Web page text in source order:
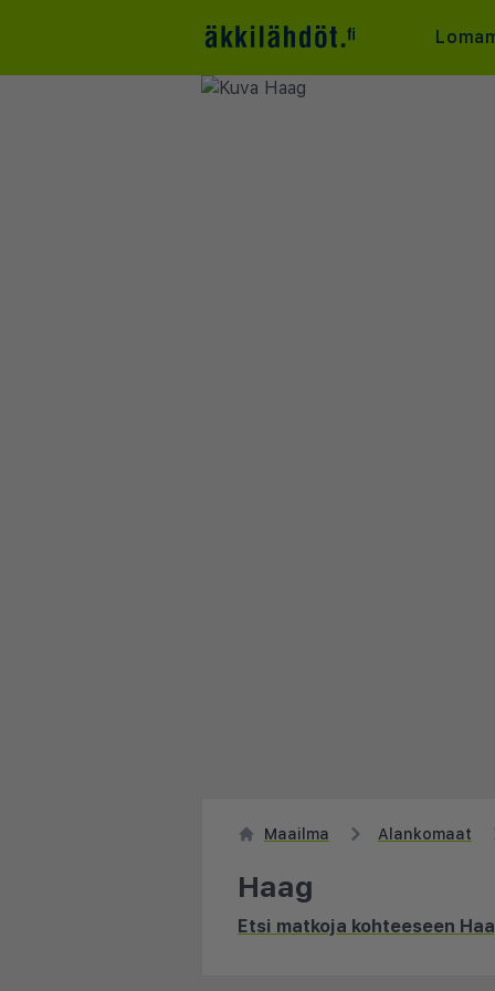
Maailma Alankomaat
Haag
Etsi matkoja kohteeseen